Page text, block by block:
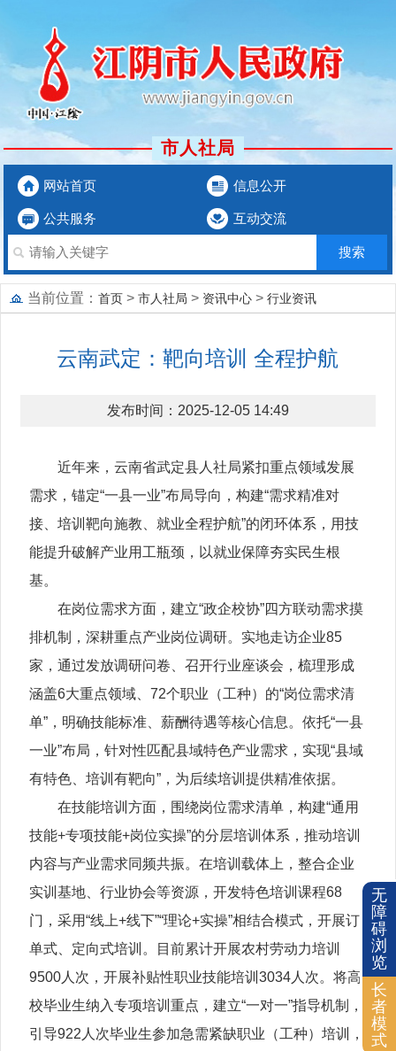
市人社局
网站首页 信息公开
公共服务 互动交流
当前位置： 首页 > 市人社局 > 资讯中心 > 行业资讯
云南武定：靶向培训 全程护航
发布时间：2025-12-05 14:49
近年来，云南省武定县人社局紧扣重点领域发展
需求，锚定“一县一业”布局导向，构建“需求精准对
接、培训靶向施教、就业全程护航”的闭环体系，用技
能提升破解产业用工瓶颈，以就业保障夯实民生根
基。
在岗位需求方面，建立“政企校协”四方联动需求摸
排机制，深耕重点产业岗位调研。实地走访企业85
家，通过发放调研问卷、召开行业座谈会，梳理形成
涵盖6大重点领域、72个职业（工种）的“岗位需求清
单”，明确技能标准、薪酬待遇等核心信息。依托“一县
一业”布局，针对性匹配县域特色产业需求，实现“县域
有特色、培训有靶向”，为后续培训提供精准依据。
在技能培训方面，围绕岗位需求清单，构建“通用
技能+专项技能+岗位实操”的分层培训体系，推动培训
内容与产业需求同频共振。在培训载体上，整合企业
实训基地、行业协会等资源，开发特色培训课程68
门，采用“线上+线下”“理论+实操”相结合模式，开展订
单式、定向式培训。目前累计开展农村劳动力培训
9500人次，开展补贴性职业技能培训3034人次。将高
校毕业生纳入专项培训重点，建立“一对一”指导机制，
引导922人次毕业生参加急需紧缺职业（工种）培训，
无
障
碍
浏
览
长
者
模
式